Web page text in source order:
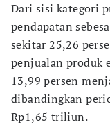
Dari sisi kategori
pendapatan
sekitar 25,26
penjualan produk
13,99 persen
dibandingkan
Rp1,65 triliun.